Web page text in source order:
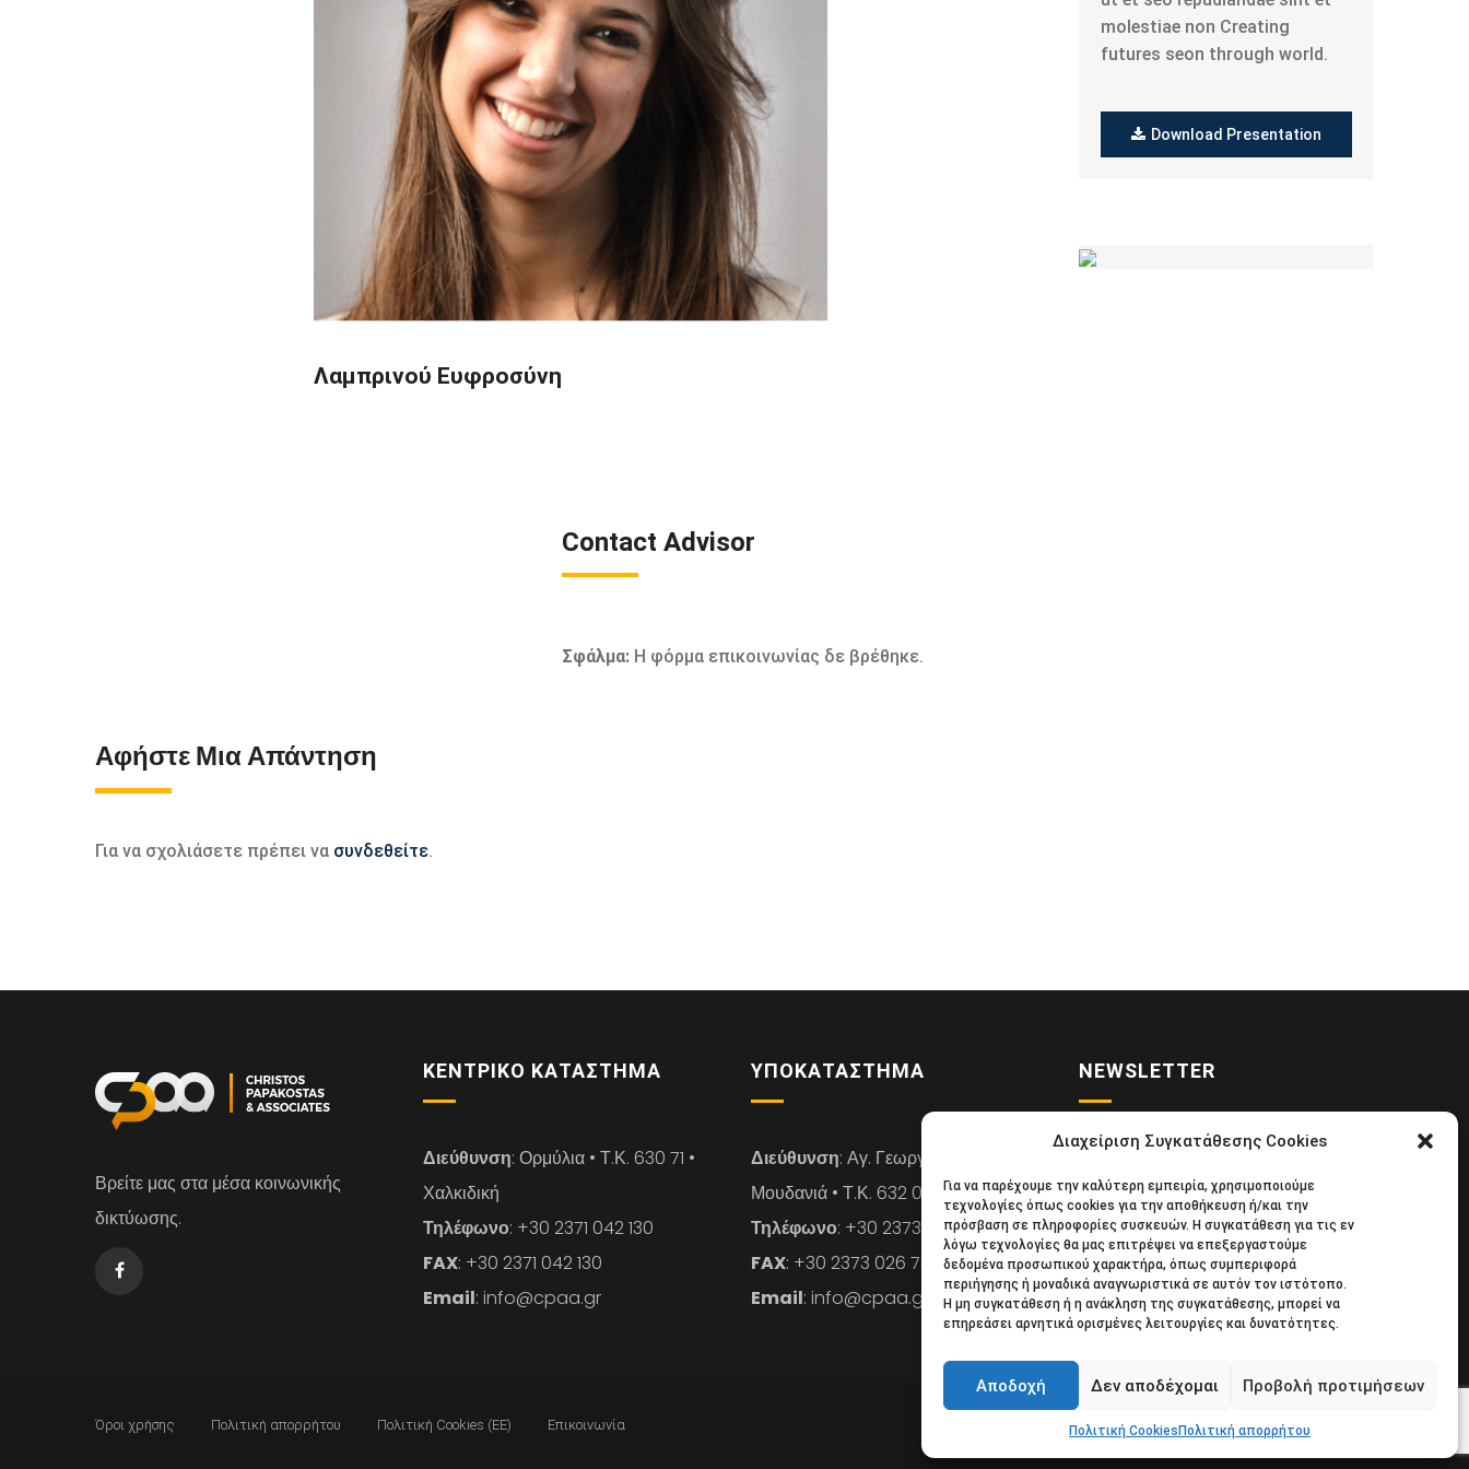
Διαχείριση Συγκατάθεσης Cookies
Για να παρέχουμε την καλύτερη εμπειρία, χρησιμοποιούμε
τεχνολογίες όπως cookies για την αποθήκευση ή/και την
πρόσβαση σε πληροφορίες συσκευών. Η συγκατάθεση για τις εν
λόγω τεχνολογίες θα μας επιτρέψει να επεξεργαστούμε
δεδομένα προσωπικού χαρακτήρα, όπως συμπεριφορά
περιήγησης ή μοναδικά αναγνωριστικά σε αυτόν τον ιστότοπο.
Η μη συγκατάθεση ή η ανάκληση της συγκατάθεσης, μπορεί να
επηρεάσει αρνητικά ορισμένες λειτουργίες και δυνατότητες.
Αποδοχή Δεν αποδέχομαι Προβολή προτιμήσεων
Πολιτική Cookies Πολιτική απορρήτου
Λαμπρινού Ευφροσύνη
Contact Advisor
Σφάλμα: Η φόρμα επικοινωνίας δε βρέθηκε.
Αφήστε Μια Απάντηση
Για να σχολιάσετε πρέπει να συνδεθείτε.
molestiae non Creating
futures seon through world.
Download Presentation
Βρείτε μας στα μέσα κοινωνικής
δικτύωσης.
ΚΕΝΤΡΙΚΌ ΚΑΤΆΣΤΗΜΑ
Διεύθυνση: Ορμύλια • Τ.Κ. 630 71 •
Χαλκιδική
Τηλέφωνο: +30 2371 042 130
FAX: +30 2371 042 130
Email: info@cpaa.gr
ΥΠΟΚΑΤΆΣΤΗΜΑ
Διεύθυνση: Αγ. Γεωργίου 14 • Νέα
Μουδανιά • Τ.Κ. 632 00 • Χαλκιδική
Τηλέφωνο: +30 2373 026 739
FAX: +30 2373 026 739
Email: info@cpaa.gr
NEWSLETTER
Κάντε εγγραφή στο ηλεκτρονικό μας
φυλλάδιο και μείνετε στο επίκεντρο
της οικονομικής επικαιρότητας.
Όροι χρήσης Πολιτική απορρήτου Πολιτική Cookies (ΕΕ) Επικοινωνία © 2018 All rights reserved